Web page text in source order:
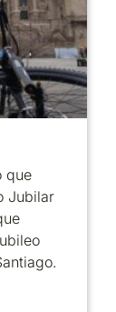
que
Jubilar